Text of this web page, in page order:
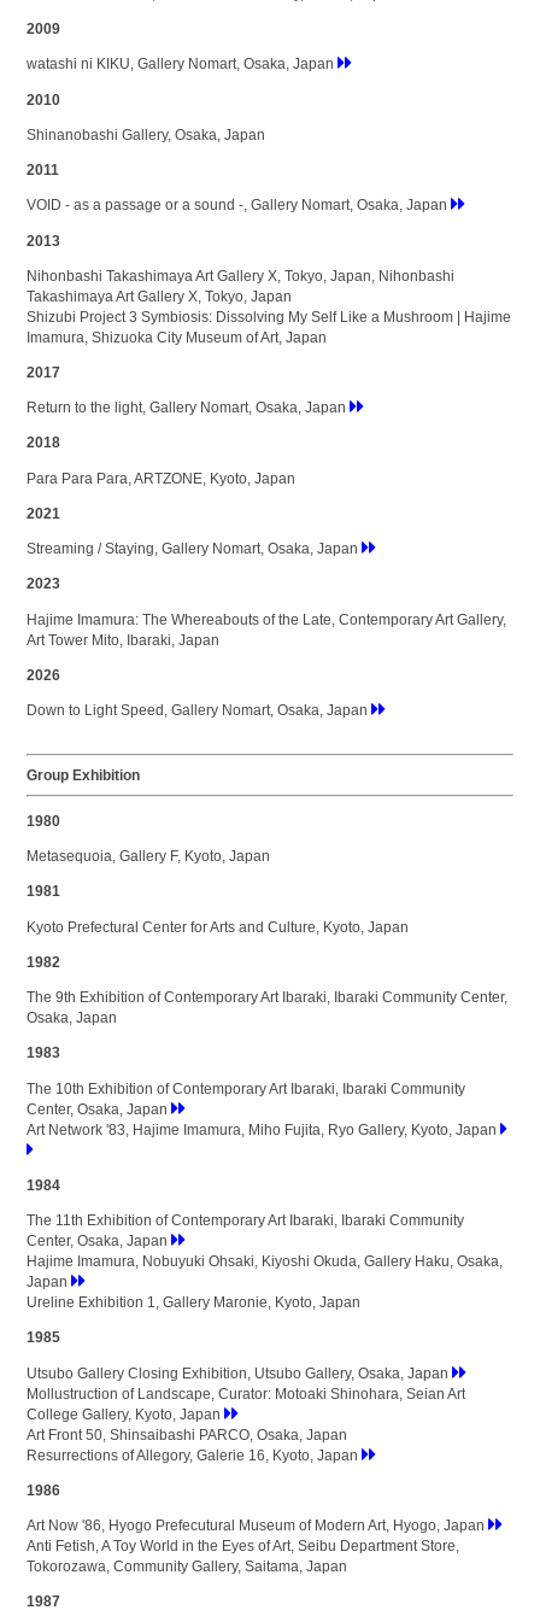
2009
watashi ni KIKU, Gallery Nomart, Osaka, Japan
2010
Shinanobashi Gallery, Osaka, Japan
2011
VOID - as a passage or a sound -, Gallery Nomart, Osaka, Japan
2013
Nihonbashi Takashimaya Art Gallery X, Tokyo, Japan, Nihonbashi
Takashimaya Art Gallery X, Tokyo, Japan
Shizubi Project 3 Symbiosis: Dissolving My Self Like a Mushroom | Hajime
Imamura, Shizuoka City Museum of Art, Japan
2017
Return to the light, Gallery Nomart, Osaka, Japan
2018
Para Para Para, ARTZONE, Kyoto, Japan
2021
Streaming / Staying, Gallery Nomart, Osaka, Japan
2023
Hajime Imamura: The Whereabouts of the Late, Contemporary Art Gallery,
Art Tower Mito, Ibaraki, Japan
2026
Down to Light Speed, Gallery Nomart, Osaka, Japan
Group Exhibition
1980
Metasequoia, Gallery F, Kyoto, Japan
1981
Kyoto Prefectural Center for Arts and Culture, Kyoto, Japan
1982
The 9th Exhibition of Contemporary Art Ibaraki, Ibaraki Community Center,
Osaka, Japan
1983
The 10th Exhibition of Contemporary Art Ibaraki, Ibaraki Community
Center, Osaka, Japan
Art Network '83, Hajime Imamura, Miho Fujita, Ryo Gallery, Kyoto, Japan
1984
The 11th Exhibition of Contemporary Art Ibaraki, Ibaraki Community
Center, Osaka, Japan
Hajime Imamura, Nobuyuki Ohsaki, Kiyoshi Okuda, Gallery Haku, Osaka,
Japan
Ureline Exhibition 1, Gallery Maronie, Kyoto, Japan
1985
Utsubo Gallery Closing Exhibition, Utsubo Gallery, Osaka, Japan
Mollustruction of Landscape, Curator: Motoaki Shinohara, Seian Art
College Gallery, Kyoto, Japan
Art Front 50, Shinsaibashi PARCO, Osaka, Japan
Resurrections of Allegory, Galerie 16, Kyoto, Japan
1986
Art Now '86, Hyogo Prefecutural Museum of Modern Art, Hyogo, Japan
Anti Fetish, A Toy World in the Eyes of Art, Seibu Department Store,
Tokorozawa, Community Gallery, Saitama, Japan
1987